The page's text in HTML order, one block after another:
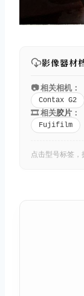
影像器材
📷 相关相机：
Contax G2
🎞️ 相关胶片 ：
Fujifilm
点击型号标签，